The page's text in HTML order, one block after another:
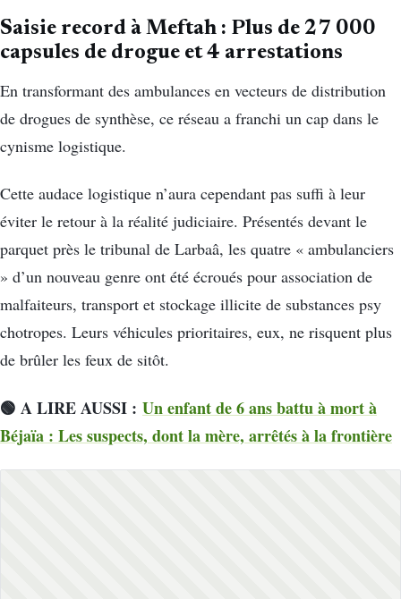
Saisie record à Meftah : Plus de 27 000
capsules de drogue et 4 arrestations
En transformant des ambulances en vecteurs de distribution
de drogues de synthèse, ce réseau a franchi un cap dans le
cynisme logistique.
Cette audace logistique n’aura cependant pas suffi à leur
éviter le retour à la réalité judiciaire. Présentés devant le
parquet près le tribunal de Larbaâ, les quatre « ambulanciers
» d’un nouveau genre ont été écroués pour association de
malfaiteurs, transport et stockage illicite de substances psy
chotropes. Leurs véhicules prioritaires, eux, ne risquent plus
de brûler les feux de sitôt.
🟢 A LIRE AUSSI : Un enfant de 6 ans battu à mort à
Béjaïa : Les suspects, dont la mère, arrêtés à la frontière